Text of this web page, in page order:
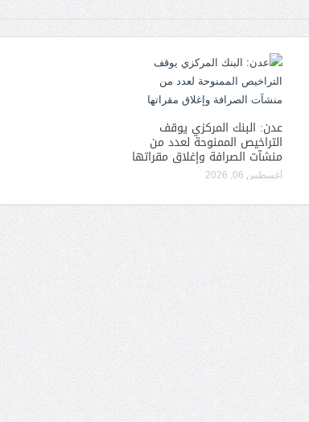
عدن: البنك المركزي يوقف
التراخيص الممنوحة لعدد من
منشآت الصرافة وإغلاق مقراتها
أغسطس 06, 2026